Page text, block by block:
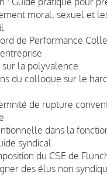
moral, sexuel et
de Performance
sur la polyvalence
du colloque sur le
de rupture
dans la
syndical
du CSE de
des élus non